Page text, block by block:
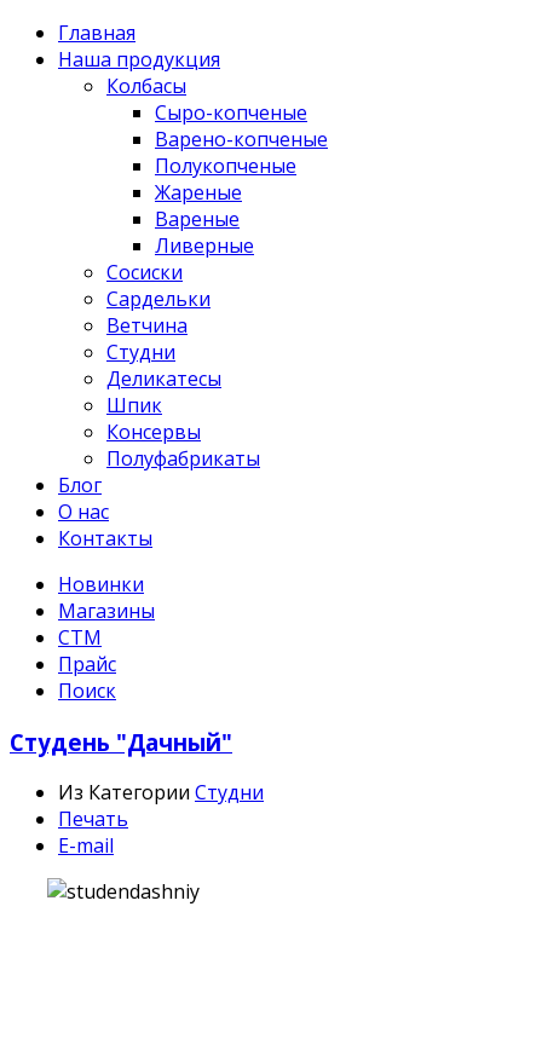
Главная
Наша продукция
Колбасы
Сыро-копченые
Варено-копченые
Полукопченые
Жареные
Вареные
Ливерные
Сосиски
Сардельки
Ветчина
Студни
Деликатесы
Шпик
Консервы
Полуфабрикаты
Блог
О нас
Контакты
Новинки
Магазины
СТМ
Прайс
Поиск
Студень "Дачный"
Из Категории Студни
Печать
E-mail